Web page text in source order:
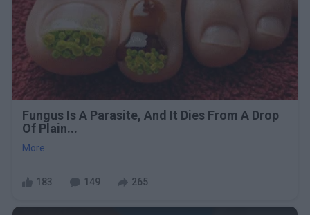
Fungus Is A Parasite, And It Dies From A Drop
Of Plain...
More
183 149 265